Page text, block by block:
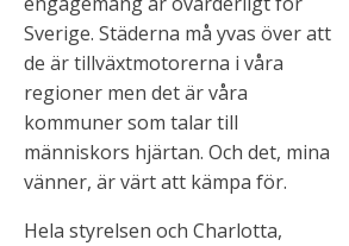
Sverige. Städerna må yvas över att
de är tillväxtmotorerna i våra
regioner men det är våra
kommuner som talar till
människors hjärtan. Och det, mina
vänner, är värt att kämpa för.
Hela styrelsen och Charlotta,